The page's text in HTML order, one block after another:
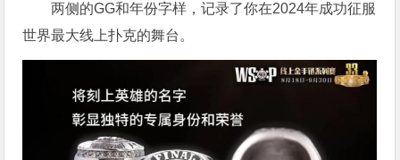
两侧的GG和年份字样，记录了你在2024年成功征服
世界最大线上扑克的舞台。